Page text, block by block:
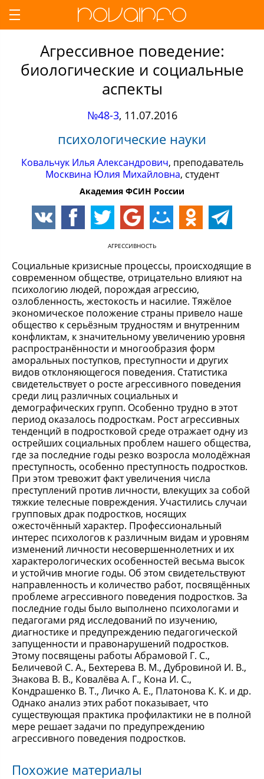
Агрессивное поведение:
биологические и социальные
аспекты
№48-3, 11.07.2016
психологические науки
Ковальчук Илья Александрович, преподаватель
Москвина Юлия Михайловна, студент
Академия ФСИН России
АГРЕССИВНОСТЬ
Социальные кризисные процессы, происходящие в
современном обществе, отрицательно влияют на
психологию людей, порождая агрессию,
озлобленность, жестокость и насилие. Тяжёлое
экономическое положение страны привело наше
общество к серьёзным трудностям и внутренним
конфликтам, к значительному увеличению уровня
распространённости и многообразия форм
аморальных поступков, преступности и других
видов отклоняющегося поведения. Статистика
свидетельствует о росте агрессивного поведения
среди лиц различных социальных и
демографических групп. Особенно трудно в этот
период оказалось подросткам. Рост агрессивных
тенденций в подростковой среде отражает одну из
острейших социальных проблем нашего общества,
где за последние годы резко возросла молодёжная
преступность, особенно преступность подростков.
При этом тревожит факт увеличения числа
преступлений против личности, влекущих за собой
тяжкие телесные повреждения. Участились случаи
групповых драк подростков, носящих
ожесточённый характер. Профессиональный
интерес психологов к различным видам и уровням
изменений личности несовершеннолетних и их
характерологических особенностей весьма высок
и устойчив многие годы. Об этом свидетельствуют
направленность и количество работ, посвящённых
проблеме агрессивного поведения подростков. За
последние годы было выполнено психологами и
педагогами ряд исследований по изучению,
диагностике и предупреждению педагогической
запущенности и правонарушений подростков.
Этому посвящены работы Абрамовой Г. С.,
Беличевой С. А., Бехтерева В. М., Дубровиной И. В.,
Знакова В. В., Ковалёва А. Г., Кона И. С.,
Кондрашенко В. Т., Личко А. Е., Платонова К. К. и др.
Однако анализ этих работ показывает, что
существующая практика профилактики не в полной
мере решает задачи по предупреждению
агрессивного поведения подростков.
Похожие материалы